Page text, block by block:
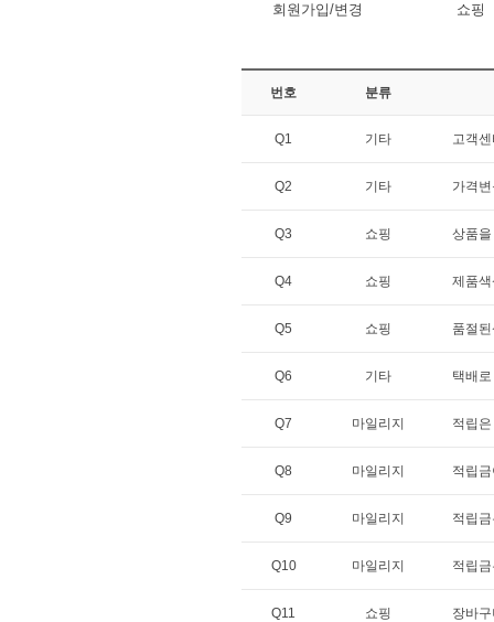
회원가입/변경 쇼핑
번호 분류
Q1 기타 고객
Q2 기타 가격
Q3 쇼핑 상품
Q4 쇼핑 제품
Q5 쇼핑 품절
Q6 기타 택배
Q7 마일리지 적립
Q8 마일리지 적립
Q9 마일리지 적립
Q10 마일리지 적립
Q11 쇼핑 장바